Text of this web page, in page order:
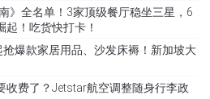
》全名单！3家顶级餐厅稳坐三星，6
！吃货快打卡！
爆款家居用品、沙发床褥！新加坡大
收费了？Jetstar航空调整随身行李政